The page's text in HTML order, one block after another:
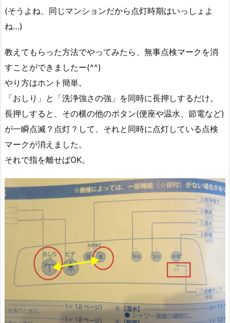
(そうよね、同じマンションだから点灯時期はいっしょよ
ね…)
教えてもらった方法でやってみたら、無事点検マークを消
すことができましたー(^^)
やり方はホント簡単。
「おしり」と「洗浄強さの強」を同時に長押しするだけ。
長押しすると、その横の他のボタン(便座や温水、節電など)
が一瞬点滅？点灯？して、それと同時に点灯している点検
マークが消えました。
それで指を離せばOK。